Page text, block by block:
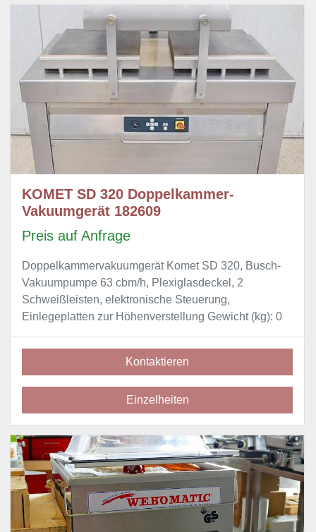
Sonstiges Vakuumverpackungsmaschinen (4)
Sortieren nach
KOMET SD 320 Doppelkammer-
Vakuumgerät 182609
Preis auf Anfrage
Doppelkammervakuumgerät Komet SD 320, Busch-
Vakuumpumpe 63 cbm/h, Plexiglasdeckel, 2
Schweißleisten, elektronische Steuerung,
Einlegeplatten zur Höhenverstellung Gewicht (kg): 0
Kontaktieren
Einzelheiten